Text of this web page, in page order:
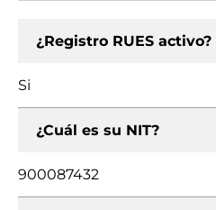
¿Registro RUES activo?
Si
¿Cuál es su NIT?
900087432